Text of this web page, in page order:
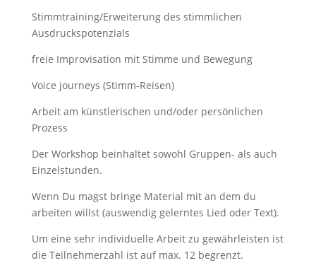
Stimmtraining/Erweiterung des stimmlichen
Ausdruckspotenzials
freie Improvisation mit Stimme und Bewegung
Voice journeys (Stimm-Reisen)
Arbeit am künstlerischen und/oder persönlichen
Prozess
Der Workshop beinhaltet sowohl Gruppen- als auch
Einzelstunden.
Wenn Du magst bringe Material mit an dem du
arbeiten willst (auswendig gelerntes Lied oder Text).
Um eine sehr individuelle Arbeit zu gewährleisten ist
die Teilnehmerzahl ist auf max. 12 begrenzt.